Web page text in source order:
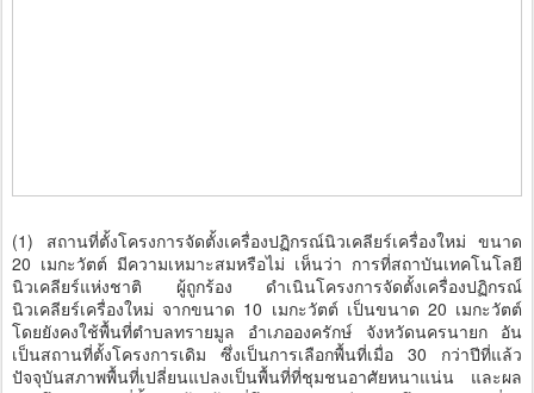
(1) สถานที่ตั้งโครงการจัดตั้งเครื่องปฏิกรณ์นิวเคลียร์เครื่องใหม่ ขนาด
20 เมกะวัตต์ มีความเหมาะสมหรือไม่ เห็นว่า การที่สถาบันเทคโนโลยี
นิวเคลียร์แห่งชาติ ผู้ถูกร้อง ดำเนินโครงการจัดตั้งเครื่องปฏิกรณ์
นิวเคลียร์เครื่องใหม่ จากขนาด 10 เมกะวัตต์ เป็นขนาด 20 เมกะวัตต์
โดยยังคงใช้พื้นที่ตำบลทรายมูล อำเภอองครักษ์ จังหวัดนครนายก อัน
เป็นสถานที่ตั้งโครงการเดิม ซึ่งเป็นการเลือกพื้นที่เมื่อ 30 กว่าปีที่แล้ว
ปัจจุบันสภาพพื้นที่เปลี่ยนแปลงเป็นพื้นที่ที่ชุมชนอาศัยหนาแน่น และผล